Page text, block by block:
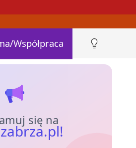
Współpraca
się na